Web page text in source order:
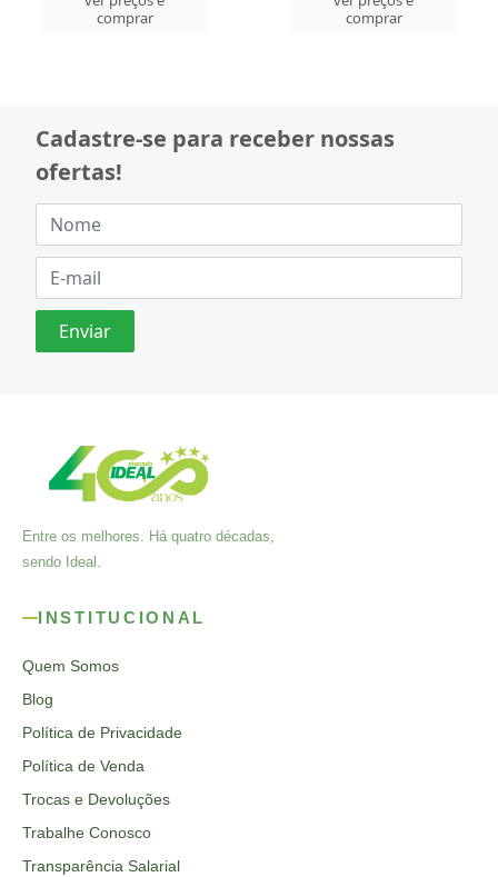
comprar
comprar
Cadastre-se para receber nossas
ofertas!
Entre os melhores. Há quatro décadas,
sendo Ideal.
INSTITUCIONAL
Quem Somos
Blog
Política de Privacidade
Política de Venda
Trocas e Devoluções
Trabalhe Conosco
Transparência Salarial